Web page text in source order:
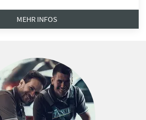
MEHR INFOS